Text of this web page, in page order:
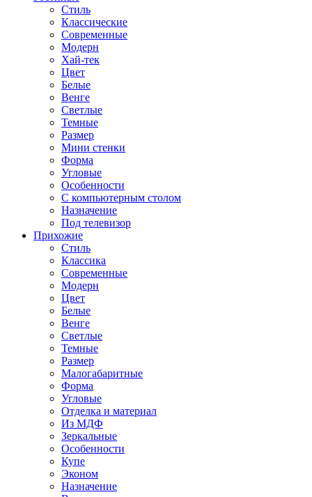
Стиль
Классические
Современные
Модерн
Хай-тек
Цвет
Белые
Венге
Светлые
Темные
Размер
Мини стенки
Форма
Угловые
Особенности
С компьютерным столом
Назначение
Под телевизор
Прихожие
Стиль
Классика
Современные
Модерн
Цвет
Белые
Венге
Светлые
Темные
Размер
Малогабаритные
Форма
Угловые
Отделка и материал
Из МДФ
Зеркальные
Особенности
Купе
Эконом
Назначение